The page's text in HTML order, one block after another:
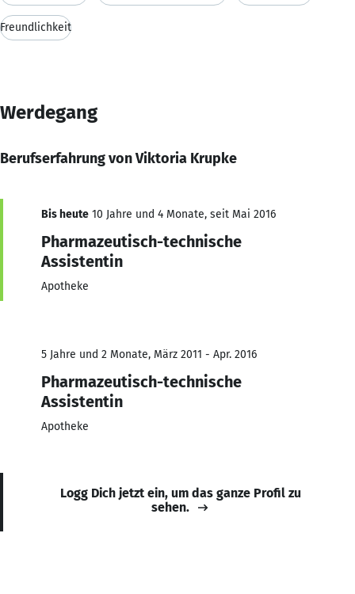
Freundlichkeit
Werdegang
Berufserfahrung von Viktoria Krupke
Bis heute 10 Jahre und 4 Monate, seit Mai 2016
Pharmazeutisch-technische
Assistentin
Apotheke
5 Jahre und 2 Monate, März 2011 - Apr. 2016
Pharmazeutisch-technische
Assistentin
Apotheke
Logg Dich jetzt ein, um das ganze Profil zu
sehen.